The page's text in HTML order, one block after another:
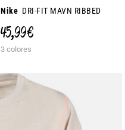
Nike DRI-FIT MAVN RIBBED
45,99 €
3 colores